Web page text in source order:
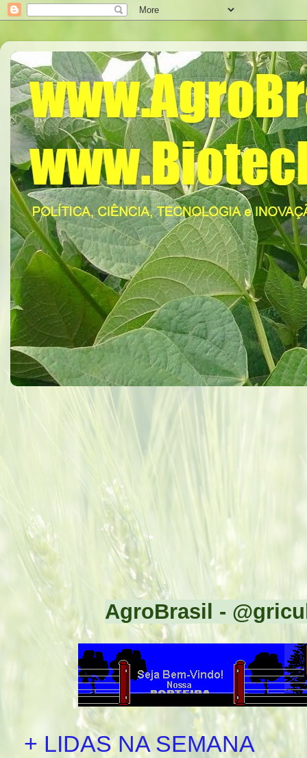
AgroBrasil -
+ LIDAS NA SEMANA